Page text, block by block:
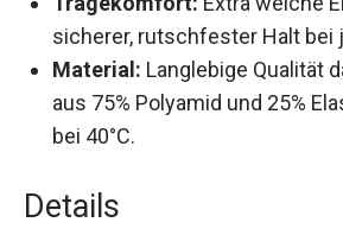
Tragekomfort: Extra weiche
sicherer, rutschfester Halt bei
Bewegung.
Material: Langlebige Qualität
aus 75% Polyamid und 25%